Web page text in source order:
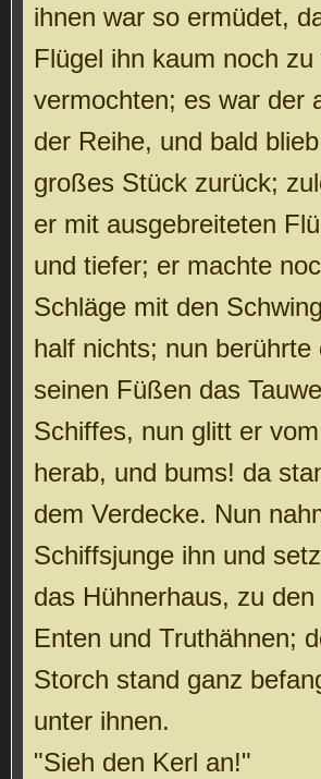
ihnen war so ermüdet,
Flügel ihn kaum noch zu
vermochten; es war der
der Reihe, und bald
großes Stück zurück;
er mit ausgebreiteten
und tiefer; er machte
Schläge mit den
half nichts; nun berührte
seinen Füßen das
Schiffes, nun glitt er
herab, und bums! da
dem Verdecke. Nun
Schiffsjunge ihn und
das Hühnerhaus, zu den
Enten und Truthähnen;
Storch stand ganz
unter ihnen.
"Sieh den Kerl an!"